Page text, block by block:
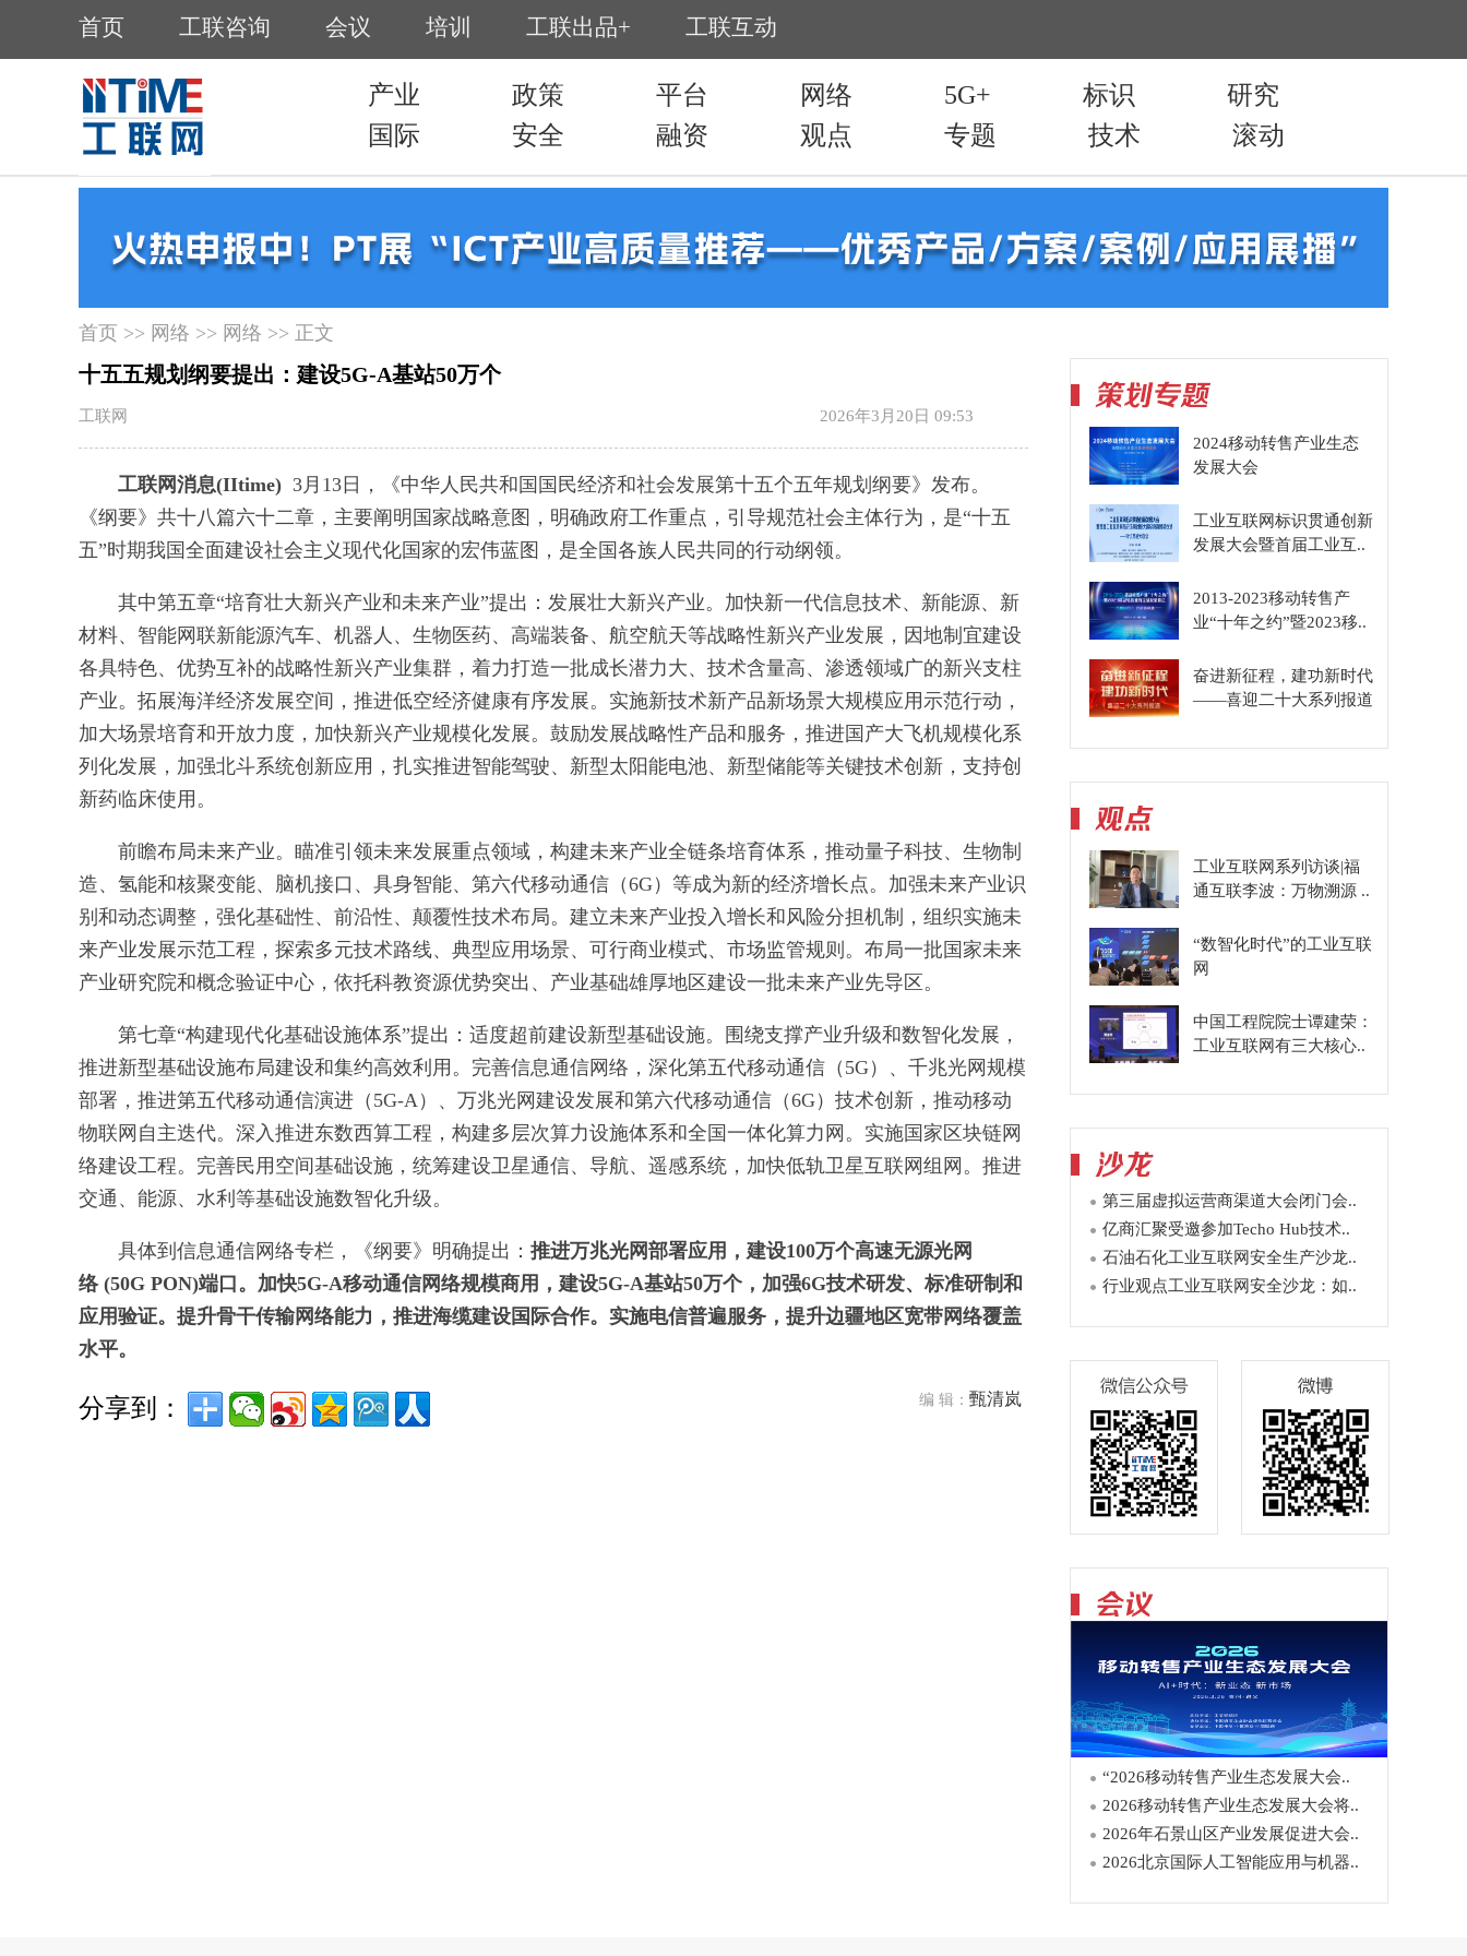
首页 >> 网络 >> 网络 >> 正文
十五五规划纲要提出：建设5G-A基站50万个
工联网 2026年3月20日 09:53
工联网消息(IItime) 3月13日，《中华人民共和国国民经济和社会发展第十五个五年规划纲要》发布。
《纲要》共十八篇六十二章，主要阐明国家战略意图，明确政府工作重点，引导规范社会主体行为，是“十五
五”时期我国全面建设社会主义现代化国家的宏伟蓝图，是全国各族人民共同的行动纲领。
其中第五章“培育壮大新兴产业和未来产业”提出：发展壮大新兴产业。加快新一代信息技术、新能源、新
材料、智能网联新能源汽车、机器人、生物医药、高端装备、航空航天等战略性新兴产业发展，因地制宜建设
各具特色、优势互补的战略性新兴产业集群，着力打造一批成长潜力大、技术含量高、渗透领域广的新兴支柱
产业。拓展海洋经济发展空间，推进低空经济健康有序发展。实施新技术新产品新场景大规模应用示范行动，
加大场景培育和开放力度，加快新兴产业规模化发展。鼓励发展战略性产品和服务，推进国产大飞机规模化系
列化发展，加强北斗系统创新应用，扎实推进智能驾驶、新型太阳能电池、新型储能等关键技术创新，支持创
新药临床使用。
前瞻布局未来产业。瞄准引领未来发展重点领域，构建未来产业全链条培育体系，推动量子科技、生物制
造、氢能和核聚变能、脑机接口、具身智能、第六代移动通信（6G）等成为新的经济增长点。加强未来产业识
别和动态调整，强化基础性、前沿性、颠覆性技术布局。建立未来产业投入增长和风险分担机制，组织实施未
来产业发展示范工程，探索多元技术路线、典型应用场景、可行商业模式、市场监管规则。布局一批国家未来
产业研究院和概念验证中心，依托科教资源优势突出、产业基础雄厚地区建设一批未来产业先导区。
第七章“构建现代化基础设施体系”提出：适度超前建设新型基础设施。围绕支撑产业升级和数智化发展，
推进新型基础设施布局建设和集约高效利用。完善信息通信网络，深化第五代移动通信（5G）、千兆光网规模
部署，推进第五代移动通信演进（5G-A）、万兆光网建设发展和第六代移动通信（6G）技术创新，推动移动
物联网自主迭代。深入推进东数西算工程，构建多层次算力设施体系和全国一体化算力网。实施国家区块链网
络建设工程。完善民用空间基础设施，统筹建设卫星通信、导航、遥感系统，加快低轨卫星互联网组网。推进
交通、能源、水利等基础设施数智化升级。
具体到信息通信网络专栏，《纲要》明确提出： 推进万兆光网部署应用，建设100万个高速无源光网
络 (50G PON)端口。加快5G-A移动通信网络规模商用，建设5G-A基站50万个，加强6G技术研发、标准研制和
应用验证。提升骨干传输网络能力，推进海缆建设国际合作。实施电信普遍服务，提升边疆地区宽带网络覆盖
水平。
编 辑： 甄清岚
分享到：
2024移动转售产业生态
发展大会
工业互联网标识贯通创新
发展大会暨首届工业互..
2013-2023移动转售产
业“十年之约”暨2023移..
奋进新征程，建功新时代
——喜迎二十大系列报道
工业互联网系列访谈|福
通互联李波：万物溯源 ..
“数智化时代”的工业互联
网
中国工程院院士谭建荣：
工业互联网有三大核心..
第三届虚拟运营商渠道大会闭门会..
亿商汇聚受邀参加Techo Hub技术..
石油石化工业互联网安全生产沙龙..
行业观点工业互联网安全沙龙：如..
“2026移动转售产业生态发展大会..
2026移动转售产业生态发展大会将..
2026年石景山区产业发展促进大会..
2026北京国际人工智能应用与机器..